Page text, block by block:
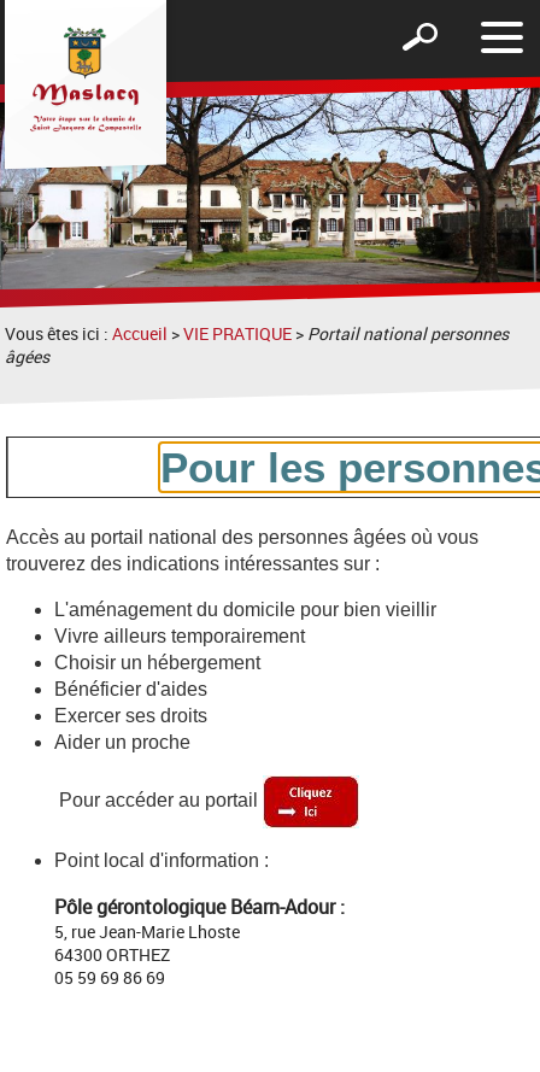
le
Afficher
formulaire
de
recherche
Vous êtes ici :Accueil >VIE PRATIQUE > Portail national personnes
âgées
Pour les
Accès au portail national des personnes âgées où vous
trouverez des indications intéressantes sur :
L'aménagement du domicile pour bien vieillir
Vivre ailleurs temporairement
Choisir un hébergement
Bénéficier d'aides
Exercer ses droits
Aider un proche
Pour accéder au portail
Point local d'information :
Pôle gérontologique Béarn-Adour :
5, rue Jean-Marie Lhoste
64300 ORTHEZ
05 59 69 86 69